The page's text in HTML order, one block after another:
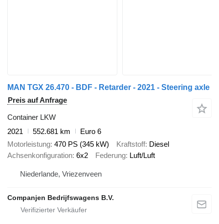
MAN TGX 26.470 - BDF - Retarder - 2021 - Steering axle
Preis auf Anfrage
Container LKW
2021
552.681 km
Euro 6
Motorleistung 470 PS (345 kW) Kraftstoff Diesel
Achsenkonfiguration 6x2 Federung Luft/Luft
Niederlande, Vriezenveen
Companjen Bedrijfswagens B.V.